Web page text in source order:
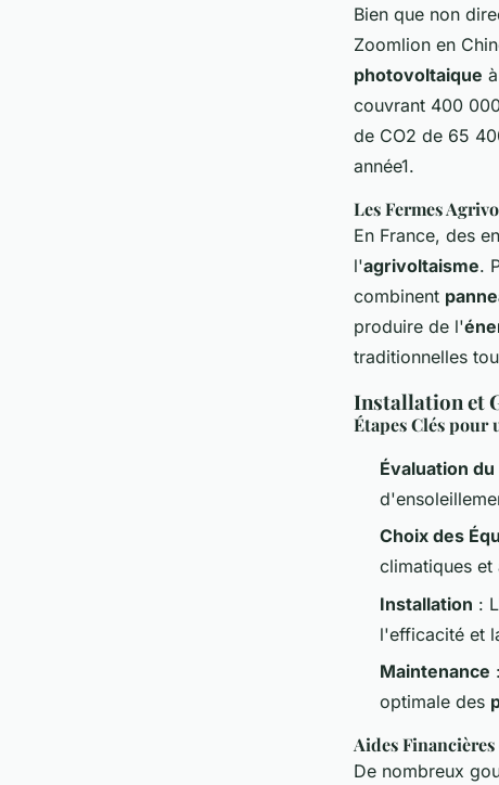
Bien que non
Zoomlion en
photovoltaique
couvrant 400
de CO2 de 65
année1.
Les Fermes
En France, des
l'agrivoltaisme.
combinent
produire de l'
traditionnelles
Installation et
Étapes Clés
Évaluation du
Choix des
climatiques
Installation :
l'efficacité et
Maintenance
optimale des
Aides
De nombreux